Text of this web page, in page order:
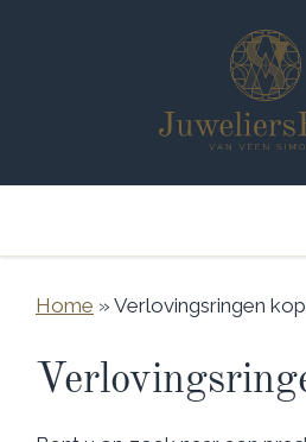
Home » Verlovingsringen